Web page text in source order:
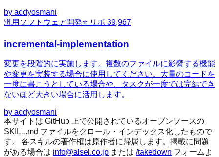
by addyosmani
汎用 ソフトウェア開発⭐ リポ 39,967
incremental-implementation
変更を段階的に実施します。複数のファイルに影響する機能
や変更を実装する場合に使用してください。大量のコードを
一度に書こうとしている場合や、タスクが一度では完結でき
ないほど大きい場合に活用します。
by addyosmani
本サイトは GitHub 上で公開されているオープンソースの
SKILL.md ファイルをクロール・インデックス化したもので
す。 各スキルの著作権は原作者に帰属します。掲載に問題
がある場合は info@alsel.co.jp または /takedown フォームよ